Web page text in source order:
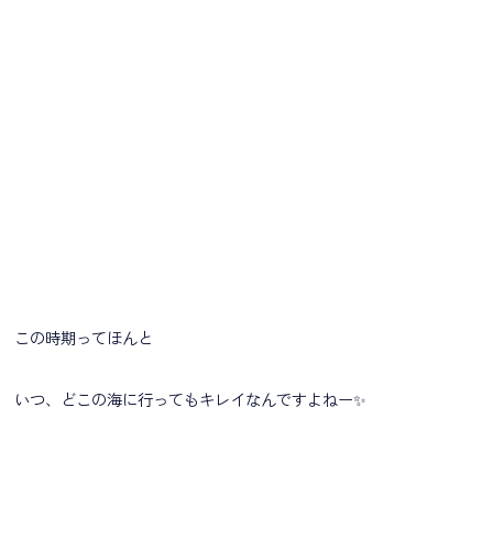
この時期ってほんと
いつ、どこの海に行ってもキレイなんですよねー✨